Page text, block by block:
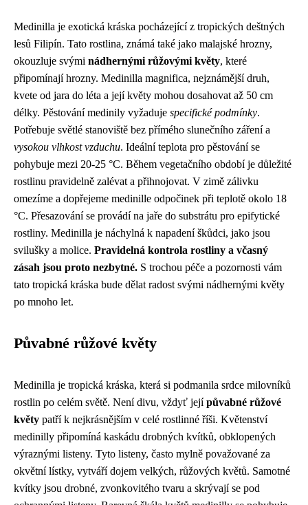
Medinilla je exotická kráska pocházející z tropických deštných
lesů Filipín. Tato rostlina, známá také jako malajské hrozny,
okouzluje svými nádhernými růžovými květy, které
připomínají hrozny. Medinilla magnifica, nejznámější druh,
kvete od jara do léta a její květy mohou dosahovat až 50 cm
délky. Pěstování medinily vyžaduje specifické podmínky.
Potřebuje světlé stanoviště bez přímého slunečního záření a
vysokou vlhkost vzduchu. Ideální teplota pro pěstování se
pohybuje mezi 20-25 °C. Během vegetačního období je důležité
rostlinu pravidelně zalévat a přihnojovat. V zimě zálivku
omezíme a dopřejeme medinille odpočinek při teplotě okolo 18
°C. Přesazování se provádí na jaře do substrátu pro epifytické
rostliny. Medinilla je náchylná k napadení škůdci, jako jsou
svilušky a molice. Pravidelná kontrola rostliny a včasný
zásah jsou proto nezbytné. S trochou péče a pozornosti vám
tato tropická kráska bude dělat radost svými nádhernými květy
po mnoho let.
Půvabné růžové květy
Medinilla je tropická kráska, která si podmanila srdce milovníků
rostlin po celém světě. Není divu, vždyť jejípůvabné růžové
květy patří k nejkrásnějším v celé rostlinné říši. Květenství
medinilly připomíná kaskádu drobných kvítků, obklopených
výraznými listeny. Tyto listeny, často mylně považované za
okvětní lístky, vytváří dojem velkých, růžových květů. Samotné
kvítky jsou drobné, zvonkovitého tvaru a skrývají se pod